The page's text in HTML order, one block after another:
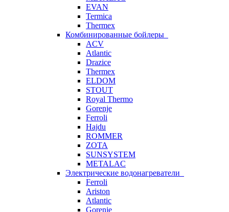
EVAN
Termica
Thermex
Комбинированные бойлеры
ACV
Atlantic
Drazice
Thermex
ELDOM
STOUT
Royal Thermo
Gorenje
Ferroli
Hajdu
ROMMER
ZOTA
SUNSYSTEM
METALAC
Электрические водонагреватели
Ferroli
Ariston
Atlantic
Gorenje